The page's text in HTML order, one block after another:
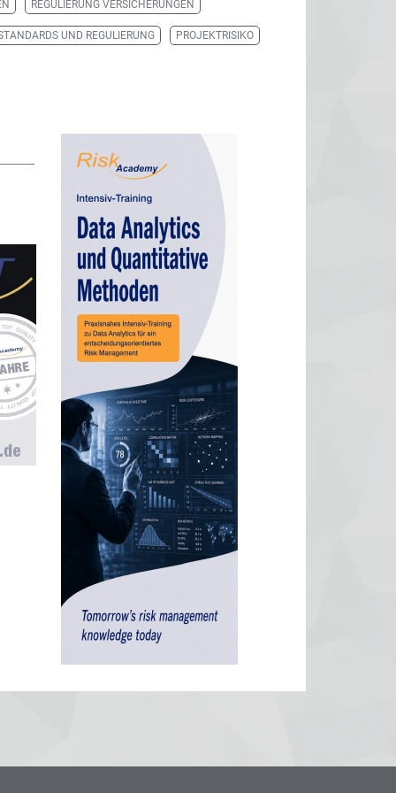
REGULIERUNG VERSICHERUNGEN
UND REGULIERUNG PROJEKTRISIKO